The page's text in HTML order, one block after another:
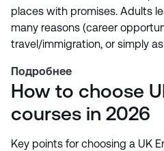
places with promises. Adults
many reasons (career
travel/immigration, or simply
Подробнее
How to choose
courses in 2026
Key points for choosing a UK